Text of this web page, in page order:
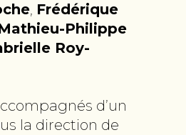
, Frédérique
Philippe
Roy-
d’un
la direction de